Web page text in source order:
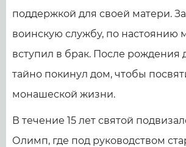
поддержкой для своей матери.
воинскую службу, по настоянию
вступил в брак. После рождения
тайно покинул дом, чтобы
монашеской жизни.
В течение 15 лет святой
Олимп, где под руководством